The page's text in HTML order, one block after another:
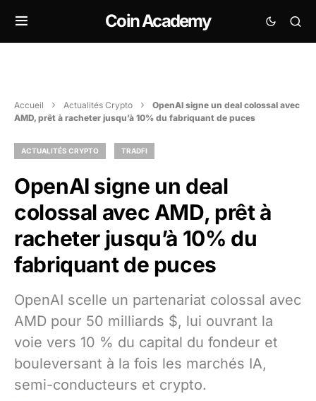
Coin Academy
Accueil Actualités Crypto
OpenAI signe un deal colossal avec
AMD, prêt à racheter jusqu’à 10% du fabriquant de puces
ACTUALITÉS CRYPTO TRADFI
OpenAI signe un deal
colossal avec AMD, prêt à
racheter jusqu’à 10% du
fabriquant de puces
OpenAI scelle un partenariat colossal avec
AMD pour 50 milliards $, lui ouvrant la
voie vers 10 % du capital du fondeur et
bouleversant à la fois les marchés IA,
semi-conducteurs et crypto.